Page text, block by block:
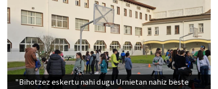
"Bihotzez eskertu nahi dugu Urnietan nahiz beste
hainbat salestar etxetik jasotzen ari garen
gertutasuna eta babesa"